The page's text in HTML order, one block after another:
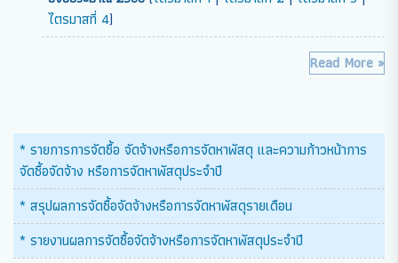
ไตรมาสที่ 4)
Read More »
* รายการการจัดซื้อ จัดจ้างหรือการจัดหาพัสดุ และความก้าวหน้าการ
จัดซื้อจัดจ้าง หรือการจัดหาพัสดุประจำปี
* สรุปผลการจัดซื้อจัดจ้างหรือการจัดหาพัสดุรายเดือน
* รายงานผลการจัดซื้อจัดจ้างหรือการจัดหาพัสดุประจำปี